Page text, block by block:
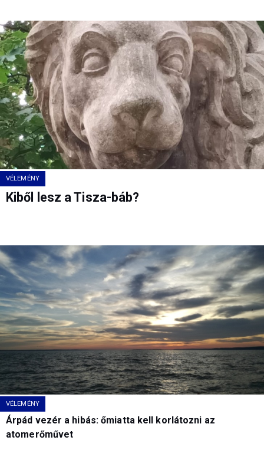
VÉLEMÉNY
Kiből lesz a Tisza-báb?
VÉLEMÉNY
Árpád vezér a hibás: őmiatta kell korlátozni az
atomerőművet